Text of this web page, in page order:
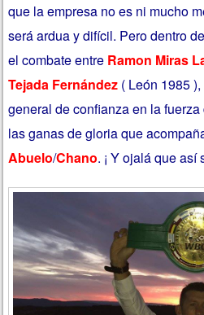
que la empresa no es ni mucho
será ardua y difícil. Pero dentro
el combate entre Ramon Miras
Tejada Fernández ( León 1985
general de confianza en la
las ganas de gloria que
Abuelo/Chano. ¡ Y ojalá que así